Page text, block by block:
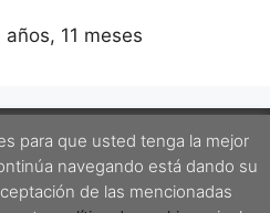
11 meses
licencia Creative Commons Attribution-
International License.
para que usted tenga la mejor
navegando está dando su
de las mencionadas